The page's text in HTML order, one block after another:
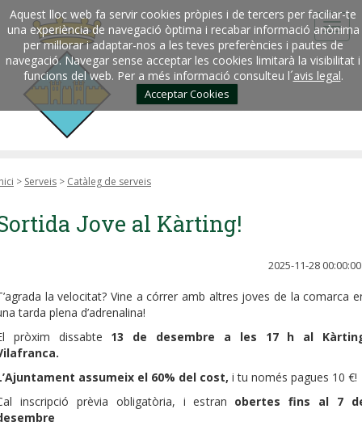
Aquest lloc web fa servir cookies pròpies i de tercers per faciliar-te
una experiència de navegació òptima i recabar informació anònima
per millorar i adaptar-nos a les teves preferències i pautes de
navegació. Navegar sense acceptar les cookies limitarà la visibilitat i
funcions del web. Per a més informació consulteu l´avis legal.
Acceptar Cookies
> Serveis > Catàleg de serveis
Jove al Kàrting!
2025-11-28 00:00:00
la velocitat? Vine a córrer amb altres joves de la comarca
tarda plena d’adrenalina!
pròxim dissabte 13 de desembre a les 17 h al
assumeix el 60% del cost, i tu només pagues 10 €!
inscripció prèvia obligatòria, i estran obertes fins al 7